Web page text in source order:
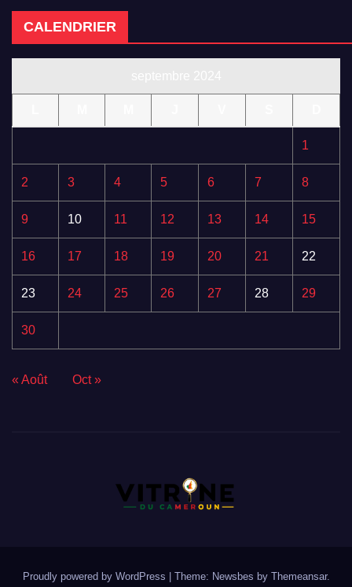
CALENDRIER
1
2 3 4 5 6 7 8
9 10 11 12 13 14 15
16 17 18 19 20 21 22
23 24 25 26 27 28 29
30
« Août Oct »
Proudly powered by WordPress | Theme: Newsbes by Themeansar.